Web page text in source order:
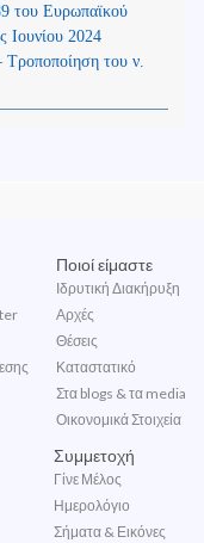
του Ευρωπαϊκού
Ιουνίου 2024
Τροποποίηση του ν.
Ποιοί είμαστε
Ιδρυτική Διακήρυξη
Αρχές
Θέσεις
Καταστατικό
Στα blogs & τα media
Οικονομικά Στοιχεία
Συμμετοχή
Γίνε Μέλος
Ημερολόγιο
Σήματα & Εικόνες